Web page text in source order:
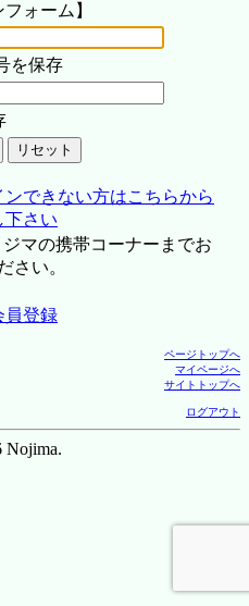
フォーム】
を保存
できない方はこちらから
下さい
マの携帯コーナーまでお
さい。
員登録
ページトップへ
マイページへ
サイトトップへ
ログアウト
Nojima.